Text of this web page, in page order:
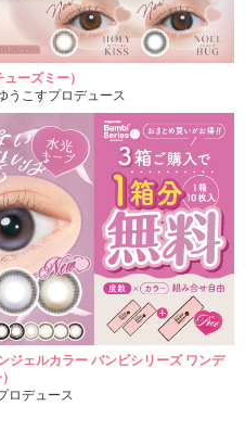
ーズミー）
うこすプロデュース
ェルカラー バンビシリーズ ワンデ
ロデュース